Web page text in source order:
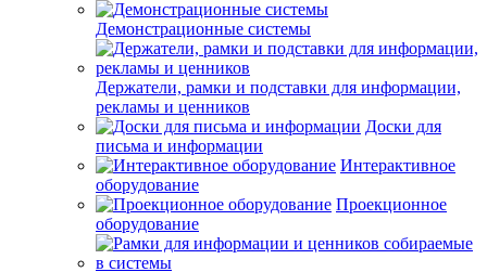
Демонстрационные системы
Держатели, рамки и подставки для информации,
рекламы и ценников
Доски для
письма и информации
Интерактивное
оборудование
Проекционное
оборудование